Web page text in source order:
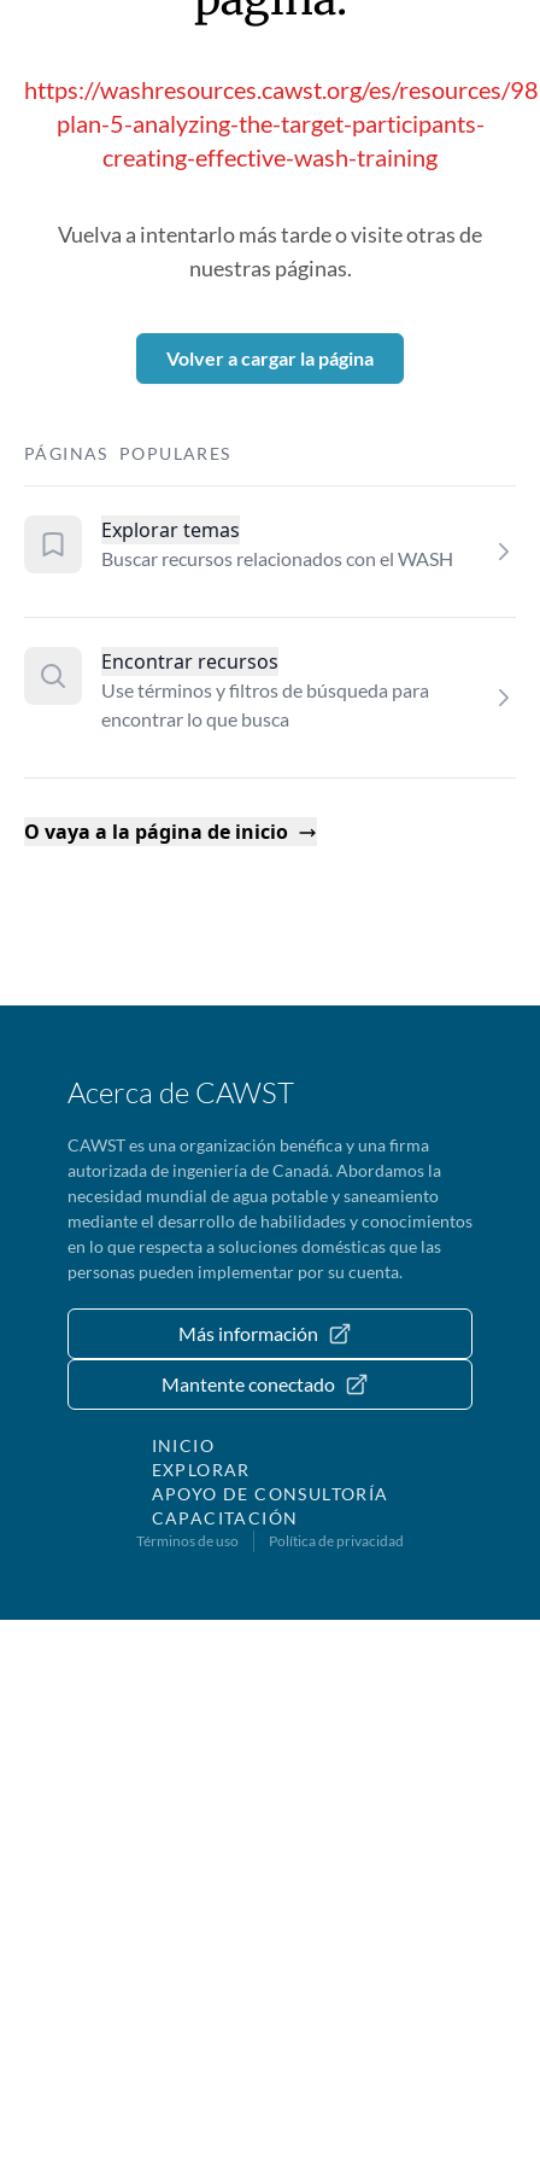
https://washresources.cawst.org/es/resources/
plan-5-analyzing-the-target-participants-
creating-effective-wash-training
Vuelva a intentarlo más tarde o visite otras de
nuestras páginas.
Volver a cargar la página
PÁGINAS POPULARES
Explorar temas
Buscar recursos relacionados con el WASH
Encontrar recursos
Use términos y filtros de búsqueda para
encontrar lo que busca
O vaya a la página de inicio
Acerca de CAWST
CAWST es una organización benéfica y una firma
autorizada de ingeniería de Canadá. Abordamos la
necesidad mundial de agua potable y saneamiento
mediante el desarrollo de habilidades y conocimientos
en lo que respecta a soluciones domésticas que las
personas pueden implementar por su cuenta.
Más información
Mantente conectado
INICIO
EXPLORAR
APOYO DE CONSULTORÍA
CAPACITACIÓN
Términos de uso Política de privacidad